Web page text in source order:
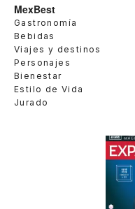
MexBest
Gastronomía
Bebidas
Viajes y destinos
Personajes
Bienestar
Estilo de Vida
Jurado